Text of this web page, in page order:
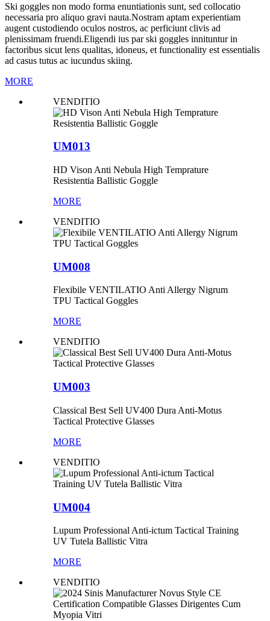
Ski goggles non modo forma enuntiationis sunt, sed collocatio
necessaria pro aliquo gravi nauta.Nostram aptam experientiam
augent custodiendo oculos nostros, ac perficiunt clivis ad
plenissimam fruendi.Eligendi ius par ski goggles innituntur in
factoribus sicut lens qualitas, idoneus, et functionality est essentialis
ad casus tutus ac iucundus skiing.
MORE
VENDITIO
UM013
HD Vison Anti Nebula High Temprature
Resistentia Ballistic Goggle
MORE
VENDITIO
UM008
Flexibile VENTILATIO Anti Allergy Nigrum
TPU Tactical Goggles
MORE
VENDITIO
UM003
Classical Best Sell UV400 Dura Anti-Motus
Tactical Protective Glasses
MORE
VENDITIO
UM004
Lupum Professional Anti-ictum Tactical Training
UV Tutela Ballistic Vitra
MORE
VENDITIO